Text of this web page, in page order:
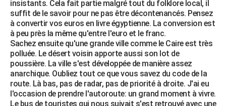
insistants. Cela fait partie malgré tout du folklore local, il
suffit de le savoir pour ne pas être décontenancés. Pensez
à convertir vos euros en livre égyptienne. La conversion est
à peu près la même qu'entre l'euro et le franc.
Sachez ensuite qu'une grande ville comme le Caire est très
polluée. Le désert voisin apporte aussi son lot de
poussière. La ville s'est développée de manière assez
anarchique. Oubliez tout ce que vous savez du code de la
route. Là bas, pas de radar, pas de priorité à droite. J'ai eu
l'occasion de prendre l'autoroute: un grand moment à vivre.
Le bus de touristes qui nous suivait s'est retrouvé avec une